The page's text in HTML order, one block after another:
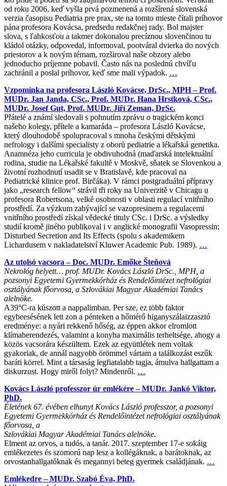
od roku 2006, keď vyšla prvá pozmenená a rozšírená slovenská
verzia časopisu Pediatria pre prax, ste na tomto mieste čítali príhovor
pána profesora Kovácsa, predsedu redakčnej rady. Bol majster
slova, s ľahkosťou a takmer dokonalou precíznou slovenčinou tu
kládol otázky, odpovedal, informoval, pootváral dvierka do nových
priestorov a k novým témam, rozširoval naše obzory alebo
jednoducho príjemne pobavil. Často nás na poslednú chvíľu
zachránil a poslal príhovor, keď sme mali výpadok. …
Vzpomínka na profesora László Kovácse, DrSc., MPH – Prof.
MUDr. Jan Janda, CSc., Prof. MUDr. Hana Hrstková, CSc.,
MUDr. Josef Gut, Prof. MUDr. Jiří Zeman, DrSc.
Přátelé a známí sledovali s pohnutím zprávu o tragickém konci
našeho kolegy, přítele a kamaráda – profesora László Kovácse,
který dlouhodobě spolupracoval s mnoha českými dětskými
nefrology i dalšími specialisty z oborů pediatrie a lékařská genetika.
Anamnéza jeho curricula je obdivuhodná (maďarská intelektuální
rodina, studie na Lékařské fakultě v Moskvě, sňatek se Slovenkou a
životní rozhodnutí usadit se v Bratislavě, kde pracoval na
Pediatrické klinice prof. Birčáka). V rámci postgraduální přípravy
jako „research fellow“ strávil tři roky na Univerzitě v Chicagu u
profesora Robertsona, velké osobnosti v oblasti regulací vnitřního
prostředí. Za výzkum zabývající se vazopresinem a regulacemi
vnitřního prostředí získal vědecké tituly CSc. i DrSc. a výsledky
studií kromě jiného publikoval i v anglické monografii Vasopressin:
Disturbed Secretion and Its Effects (spolu s akademikem
Lichardusem v nakladatelství Kluwer Academic Pub. 1989). …
Az utolsó vacsora – Doc. MUDr. Emőke Šteňová
Nekrológ helyett… prof. MUDr. Kovács László DrSc., MPH, a
pozsonyi Egyetemi Gyermekkórház és Rendelőintézet nefrológiai
osztályának főorvosa, a Szlovákiai Magyar Akadémiai Tanács
alelnöke.
A39°C-ra kúszott a nappalimban. Per sze, ez több faktor
egybeesésének lett zon a pénteken a hőmérő higanyszálaizzasztó
eredménye: a nyári rekkenő hőség, az éppen akkor elromlott
klímaberendezés, valamint a konyha maximális terheltsége, ahogy a
közös vacsorára készültem. Ezek az együttlétek nem voltak
gyakoriak, de annál nagyobb örömmel vártam a találkozást eszűk
baráti körrel. Mint a társaság legfiatalabb tagja, ámulva hallgattam a
diskurzust. Hogy miről folyt? Mindenről. …
Kovács László professzor úr emlékére – MUDr. Jankó Viktor,
PhD.
Életének 67. évében elhunyt Kovács László professzor, a pozsonyi
Egyetemi Gyermekkórház és Rendelőintézet nefrológiai osztályának
főorvosa, a
Szlovákiai Magyar Akadémiai Tanács alelnöke.
Elment az orvos, a tudós, a tanár. 2017. szeptember 17-e sokáig
emlékezetes és szomorú nap lesz a kollégáknak, a barátoknak, az
orvostanhallgatóknak és megannyi beteg gyermek családjának. …
Emlékedre – MUDr. Szabó Éva, PhD.